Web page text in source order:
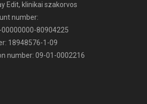
Edit, klinikai szakorvos
number:
80904225
18948576-1-09
number: 09-01-0002216